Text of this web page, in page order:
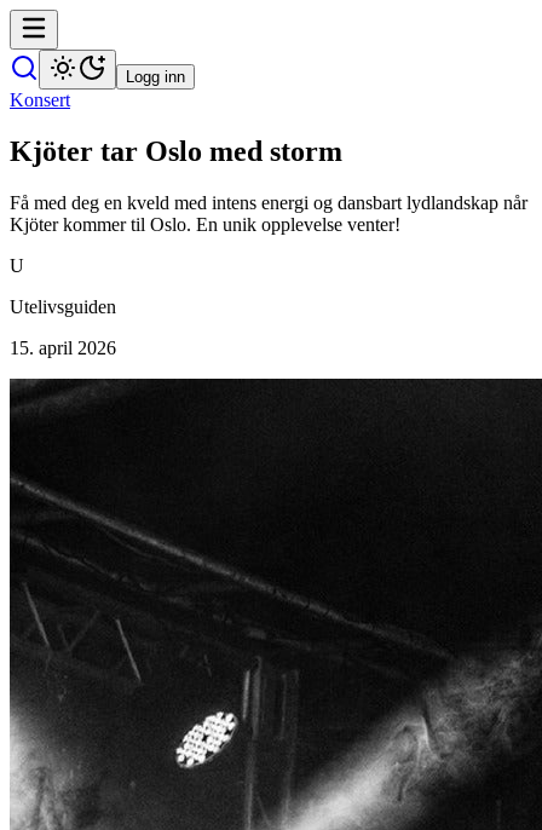
Logg inn
Konsert
Kjöter tar Oslo med storm
Få med deg en kveld med intens energi og dansbart lydlandskap når
Kjöter kommer til Oslo. En unik opplevelse venter!
U
Utelivsguiden
15. april 2026